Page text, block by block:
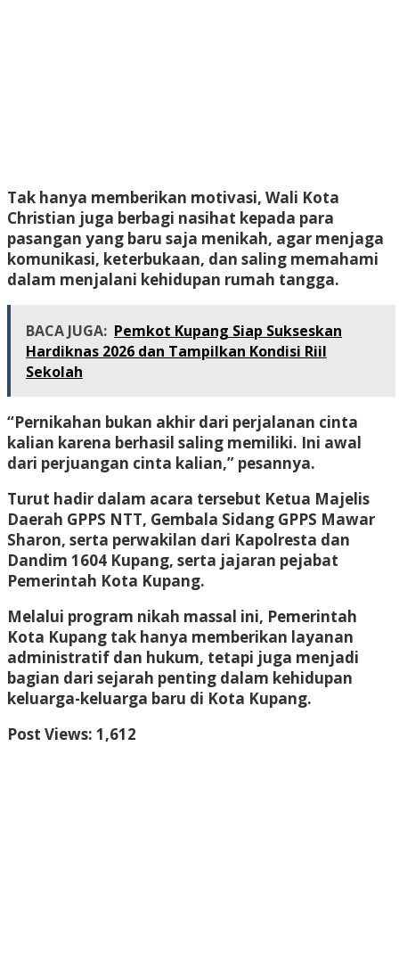
Tak hanya memberikan motivasi, Wali Kota
Christian juga berbagi nasihat kepada para
pasangan yang baru saja menikah, agar menjaga
komunikasi, keterbukaan, dan saling memahami
dalam menjalani kehidupan rumah tangga.
BACA JUGA: Pemkot Kupang Siap Sukseskan
Hardiknas 2026 dan Tampilkan Kondisi Riil
Sekolah
“Pernikahan bukan akhir dari perjalanan cinta
kalian karena berhasil saling memiliki. Ini awal
dari perjuangan cinta kalian,” pesannya.
Turut hadir dalam acara tersebut Ketua Majelis
Daerah GPPS NTT, Gembala Sidang GPPS Mawar
Sharon, serta perwakilan dari Kapolresta dan
Dandim 1604 Kupang, serta jajaran pejabat
Pemerintah Kota Kupang.
Melalui program nikah massal ini, Pemerintah
Kota Kupang tak hanya memberikan layanan
administratif dan hukum, tetapi juga menjadi
bagian dari sejarah penting dalam kehidupan
keluarga-keluarga baru di Kota Kupang.
Post Views: 1,612